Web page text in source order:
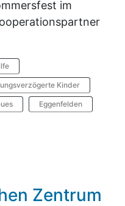
im
Kinder
Eggenfelden
Zentrum